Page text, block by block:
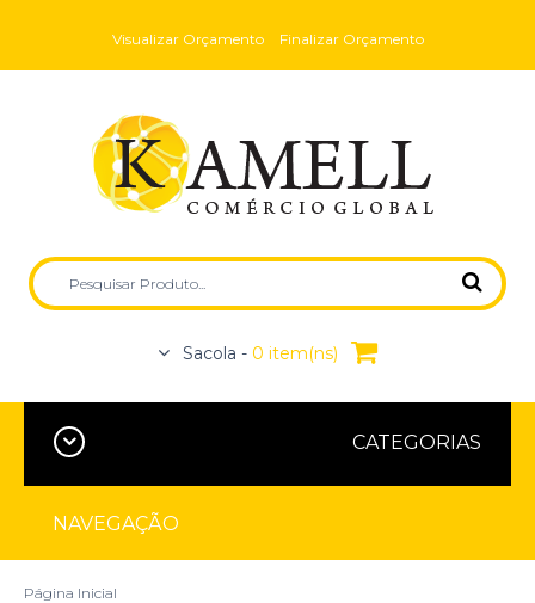
Visualizar Orçamento Finalizar Orçamento
Sacola - 0 item(ns)
CATEGORIAS
NAVEGAÇÃO
Página Inicial